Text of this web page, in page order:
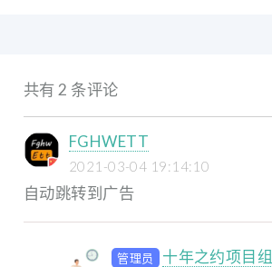
共有 2 条评论
FGHWETT
2021-03-04 19:14:10
自动跳转到广告
管理员 十年之约项目组